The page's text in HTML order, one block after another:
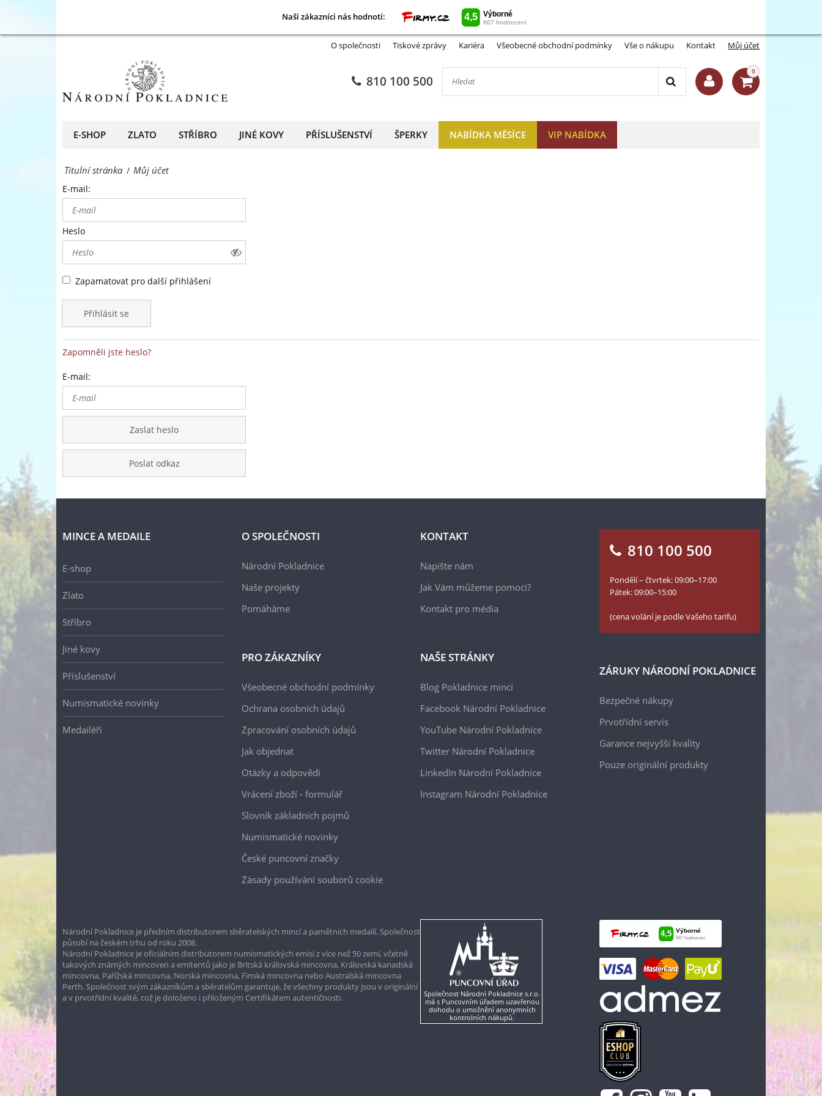
Naši zákazníci nás hodnotí:
evropský
prodejce
mincí
a
medailí
O společnosti Tiskové zprávy Kariéra Všeobecné obchodní podmínky Vše o nákupu Kontakt Můj účet
810 100 500
0
E-SHOP ZLATO STŘÍBRO JINÉ KOVY PŘÍSLUŠENSTVÍ ŠPERKY NABÍDKA MĚSÍCE VIP NABÍDKA
Titulní stránka / Můj účet
E-mail:
Heslo
Zapamatovat pro další přihlášení
Přihlásit se
Zapomněli jste heslo?
E-mail:
Zaslat heslo
Poslat odkaz
MINCE A MEDAILE
E-shop
Zlato
Stříbro
Jiné kovy
Příslušenství
Numismatické novinky
Medailéři
O SPOLEČNOSTI
Národní Pokladnice
Naše projekty
Pomáháme
PRO ZÁKAZNÍKY
Všeobecné obchodní podmínky
Ochrana osobních údajů
Zpracování osobních údajů
Jak objednat
Otázky a odpovědi
Vrácení zboží - formulář
Slovník základních pojmů
Numismatické novinky
České puncovní značky
Zásady používání souborů cookie
KONTAKT
Napište nám
Jak Vám můžeme pomoci?
Kontakt pro média
NAŠE STRÁNKY
Blog Pokladnice mincí
Facebook Národní Pokladnice
YouTube Národní Pokladnice
Twitter Národní Pokladnice
LinkedIn Národní Pokladnice
Instagram Národní Pokladnice
810 100 500
Pondělí – čtvrtek: 09:00–17:00
Pátek: 09:00–15:00
(cena volání je podle Vašeho tarifu)
ZÁRUKY NÁRODNÍ POKLADNICE
Bezpečné nákupy
Prvotřídní servis
Garance nejvyšší kvality
Pouze originální produkty
Národní Pokladnice je předním distributorem sběratelských mincí a pamětních medailí. Společnost
působí na českém trhu od roku 2008.
Národní Pokladnice je oficiálním distributorem numismatických emisí z více než 50 zemí, včetně
takových známých mincoven a emitentů jako je Britská královská mincovna, Královská kanadská
mincovna, Pařížská mincovna, Norská mincovna, Finská mincovna nebo Australská mincovna
Perth. Společnost svým zákazníkům a sběratelům garantuje, že všechny produkty jsou v originální
a v prvotřídní kvalitě, což je doloženo i přiloženým Certifikátem autentičnosti.
Společnost Národní Pokladnice s.r.o.
má s Puncovním úřadem uzavřenou
dohodu o umožnění anonymních
kontrolních nákupů.
Naši zákazníci nás hodnotí:
evropský
a